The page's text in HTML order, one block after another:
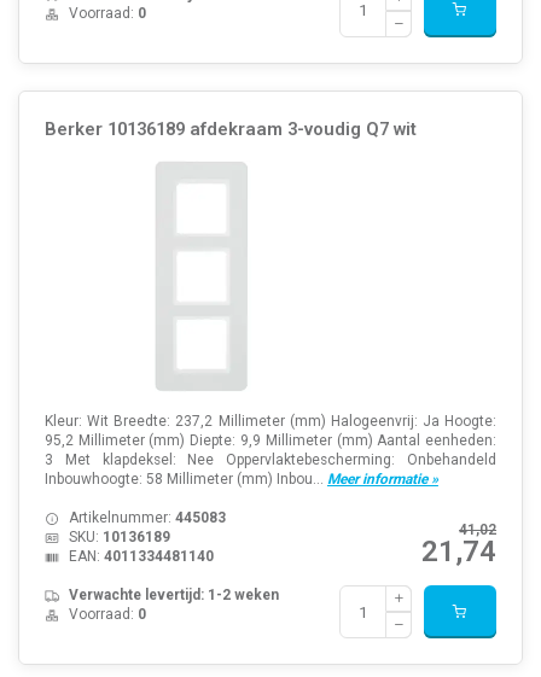
Voorraad: 0
Berker 10136189 afdekraam 3-voudig Q7 wit
Kleur: Wit Breedte: 237,2 Millimeter (mm) Halogeenvrij: Ja Hoogte:
95,2 Millimeter (mm) Diepte: 9,9 Millimeter (mm) Aantal eenheden:
3 Met klapdeksel: Nee Oppervlaktebescherming: Onbehandeld
Inbouwhoogte: 58 Millimeter (mm) Inbou... Meer informatie »
41,02
21,74
Artikelnummer: 445083
SKU: 10136189
EAN: 4011334481140
Verwachte levertijd: 1-2 weken
Voorraad: 0